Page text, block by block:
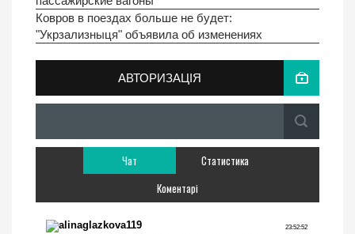
Ковров в поездах больше не будет:
"Укрзализныця" объявила об изменениях
АВТОРИЗАЦІЯ
Чат
Статистика
Коментарі